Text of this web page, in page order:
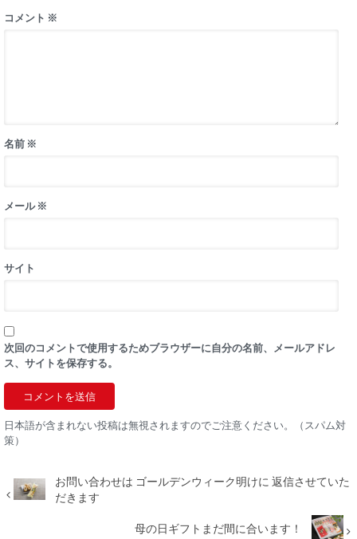
コメント ※
名前 ※
メール※
サイト
次回のコメントで使用するためブラウザーに自分の名前、メールアドレ
ス、サイトを保存する。
日本語が含まれない投稿は無視されますのでご注意ください。（スパム対
策）
お問い合わせは ゴールデンウィーク明けに 返信させていた
だきます
母の日ギフトまだ間に合います！